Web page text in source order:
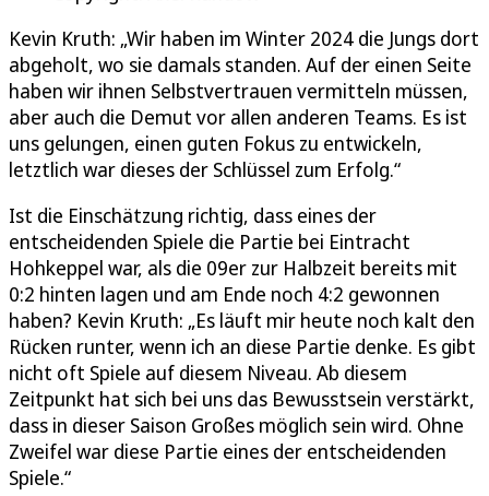
Kevin Kruth: „Wir haben im Winter 2024 die Jungs dort
abgeholt, wo sie damals standen. Auf der einen Seite
haben wir ihnen Selbstvertrauen vermitteln müssen,
aber auch die Demut vor allen anderen Teams. Es ist
uns gelungen, einen guten Fokus zu entwickeln,
letztlich war dieses der Schlüssel zum Erfolg.“
Ist die Einschätzung richtig, dass eines der
entscheidenden Spiele die Partie bei Eintracht
Hohkeppel war, als die 09er zur Halbzeit bereits mit
0:2 hinten lagen und am Ende noch 4:2 gewonnen
haben? Kevin Kruth: „Es läuft mir heute noch kalt den
Rücken runter, wenn ich an diese Partie denke. Es gibt
nicht oft Spiele auf diesem Niveau. Ab diesem
Zeitpunkt hat sich bei uns das Bewusstsein verstärkt,
dass in dieser Saison Großes möglich sein wird. Ohne
Zweifel war diese Partie eines der entscheidenden
Spiele.“